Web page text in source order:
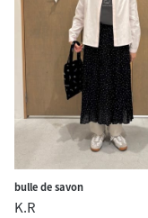
bulle de savon
K.R